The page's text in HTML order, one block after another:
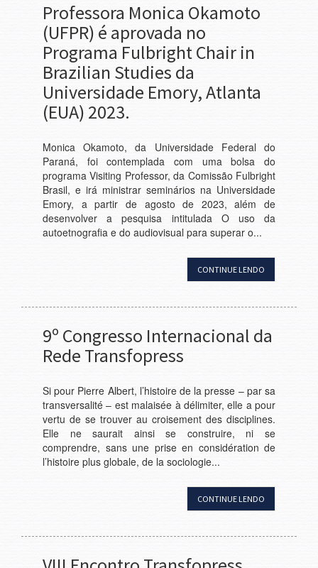
Professora Monica Okamoto
(UFPR) é aprovada no
Programa Fulbright Chair in
Brazilian Studies da
Universidade Emory, Atlanta
(EUA) 2023.
Monica Okamoto, da Universidade Federal do
Paraná, foi contemplada com uma bolsa do
programa Visiting Professor, da Comissão Fulbright
Brasil, e irá ministrar seminários na Universidade
Emory, a partir de agosto de 2023, além de
desenvolver a pesquisa intitulada O uso da
autoetnografia e do audiovisual para superar o...
CONTINUE LENDO
9º Congresso Internacional da
Rede Transfopress
Si pour Pierre Albert, l’histoire de la presse – par sa
transversalité – est malaisée à délimiter, elle a pour
vertu de se trouver au croisement des disciplines.
Elle ne saurait ainsi se construire, ni se
comprendre, sans une prise en considération de
l’histoire plus globale, de la sociologie...
CONTINUE LENDO